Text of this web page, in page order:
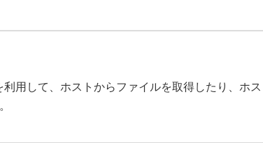
用して、ホストからファイルを取得したり、ホス